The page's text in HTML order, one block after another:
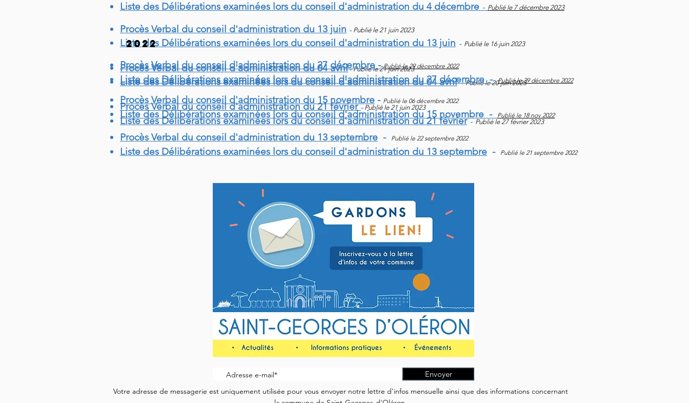
Liste des Délibérations examinées lors du conseil d'administration du 4 décembre - Publié le 7 décembre 2023
Procès Verbal du conseil d'administration du 13 juin - Publié le 21 juin 2023
Liste des Délibérations examinées lors du conseil d'administration du 13 juin - Publié le 16 juin 2023
Procès Verbal du conseil d'administration du 04 avril-Publié le 21 juin 2023
Liste des Délibérations examinées lors du conseil d'administration du 04 avril-Publié le 20 juin 2023
Procès Verbal du conseil d'administration du 21 février - Publié le 21 juin 2023
Liste des Délibérations examinées lors du conseil d'administration du 21 février- Publié le 27 février 2023
2022
Procès Verbal du conseil d'administration du 27 décembre -Publié le 29décembre 2022
Liste des Délibérations examinées lors du conseil d'administration du 27 décembre -Publié le 29 décembre 2022
Procès Verbal du conseil d'administration du 15 novembre - Publié le 06 décembre 2022
Liste des Délibérations examinées lors du conseil d'administration du 15 novembre - Publié le 18 nov 2022
Procès Verbal du conseil d'administration du 13 septembre - Publié le 22 septembre 2022
Liste des Délibérations examinées lors du conseil d'administration du 13 septembre - Publié le 21 septembre 2022
Envoyer
Votre adresse de messagerie est uniquement utilisée pour vous envoyer notre lettre d'infos mensuelle ainsi que des informations concernant